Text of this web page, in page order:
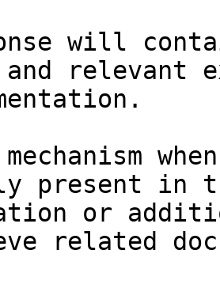
will
relevant
present in
or